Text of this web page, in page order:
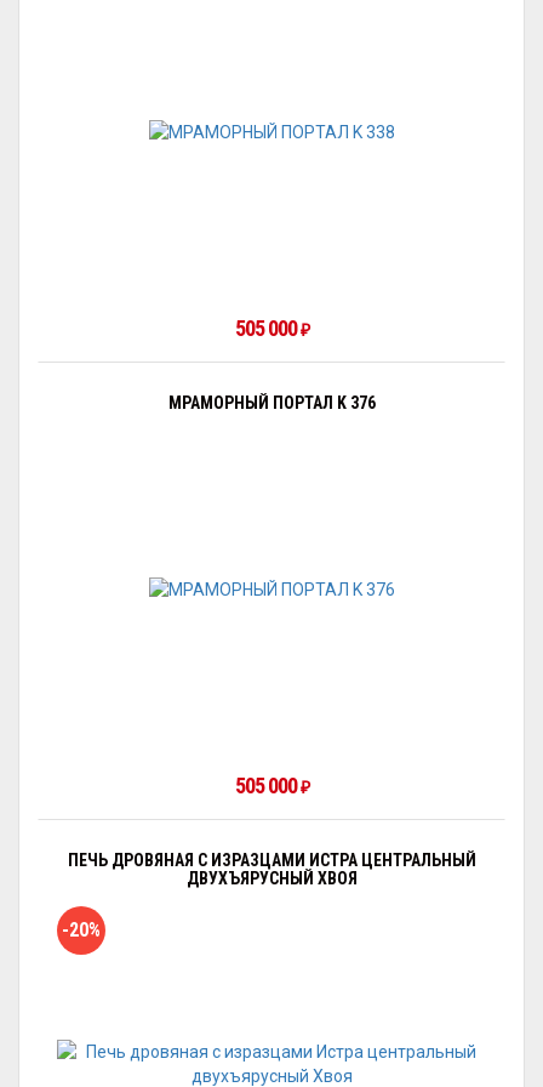
505 000₽
МРАМОРНЫЙ ПОРТАЛ K 376
505 000₽
ПЕЧЬ ДРОВЯНАЯ С ИЗРАЗЦАМИ ИСТРА ЦЕНТРАЛЬНЫЙ
ДВУХЪЯРУСНЫЙ ХВОЯ
-20%